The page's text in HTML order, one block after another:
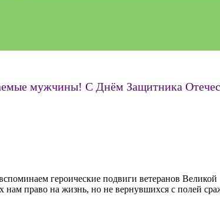
мужчины! С Днём Защитника
героические подвиги ветеранов Великой
право на жизнь, но не вернувшихся с полей